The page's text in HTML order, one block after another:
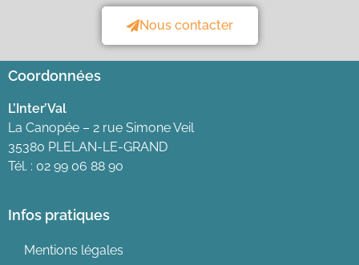
Nous contacter
Coordonnées
L’Inter’Val
La Canopée – 2 rue Simone Veil
35380 PLELAN-LE-GRAND
Tél. : 02 99 06 88 90
Infos pratiques
Mentions légales